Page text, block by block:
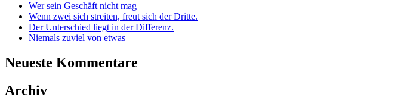
Wer sein Geschäft nicht mag
Wenn zwei sich streiten, freut sich der Dritte.
Der Unterschied liegt in der Differenz.
Niemals zuviel von etwas
Neueste Kommentare
Archiv